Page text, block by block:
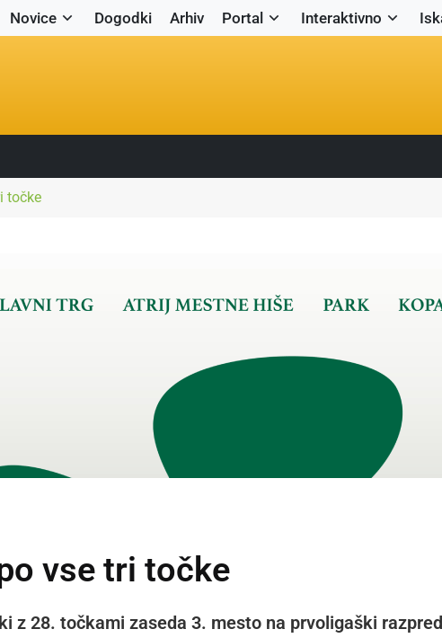
Novice Dogodki Arhiv Portal Interaktivno
točke
vse tri točke
z 28. točkami zaseda 3. mesto na prvoligaški